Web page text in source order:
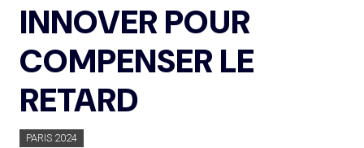
INNOVER POUR
COMPENSER LE
RETARD
PARIS 2024